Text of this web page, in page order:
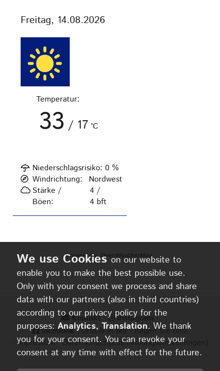
Freitag, 14.08.2026
Temperatur:
33 / 17 °C
Niederschlagsrisiko: 0 %
Stärke /
Böen:
4 /
4 bft
Windrichtung: Nordwest
powered by OpenWeatherMap
Kontakt ⋅ instagram ⋅
facebook- Urlaub in MV - folgen Sie uns!
Impressum ⋅ Datenschutz (Zustimmungseinstellungen)
on our website to
enable you to make the best possible use.
Only with your consent we process and share
data with our partners (also in third countries)
according to our privacy policy for the
purposes: Analytics, Translation. We thank
you for your consent. You can revoke your
consent at any time with effect for the future.